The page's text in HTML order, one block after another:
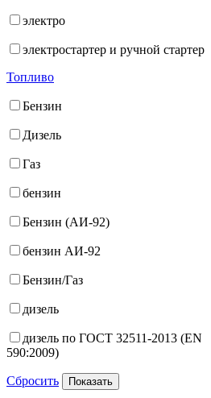
электро
электростартер и ручной стартер
Топливо
Бензин
Дизель
Газ
бензин
Бензин (АИ-92)
бензин АИ-92
Бензин/Газ
дизель
дизель по ГОСТ 32511-2013 (EN
590:2009)
Сбросить